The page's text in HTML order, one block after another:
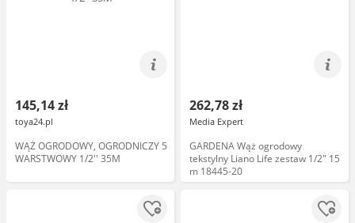
145,14 zł
toya24.pl
WĄŻ OGRODOWY, OGRODNICZY 5
WARSTWOWY 1/2'' 35M
262,78 zł
Media Expert
GARDENA Wąż ogrodowy
tekstylny Liano Life zestaw 1/2" 15
m 18445-20